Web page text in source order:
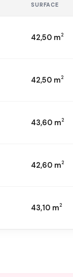
SURFACE
42,50 m2
42,50 m2
43,60 m2
42,60 m2
43,10 m2